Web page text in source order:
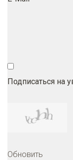
Подписаться на
Обновить